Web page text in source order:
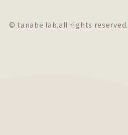
© tanabe lab.all rights reserved.